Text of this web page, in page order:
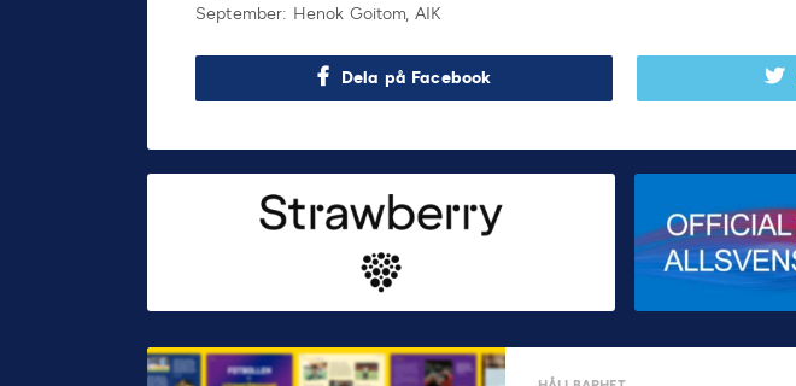
September: Henok Goitom, AIK
Dela på Facebook